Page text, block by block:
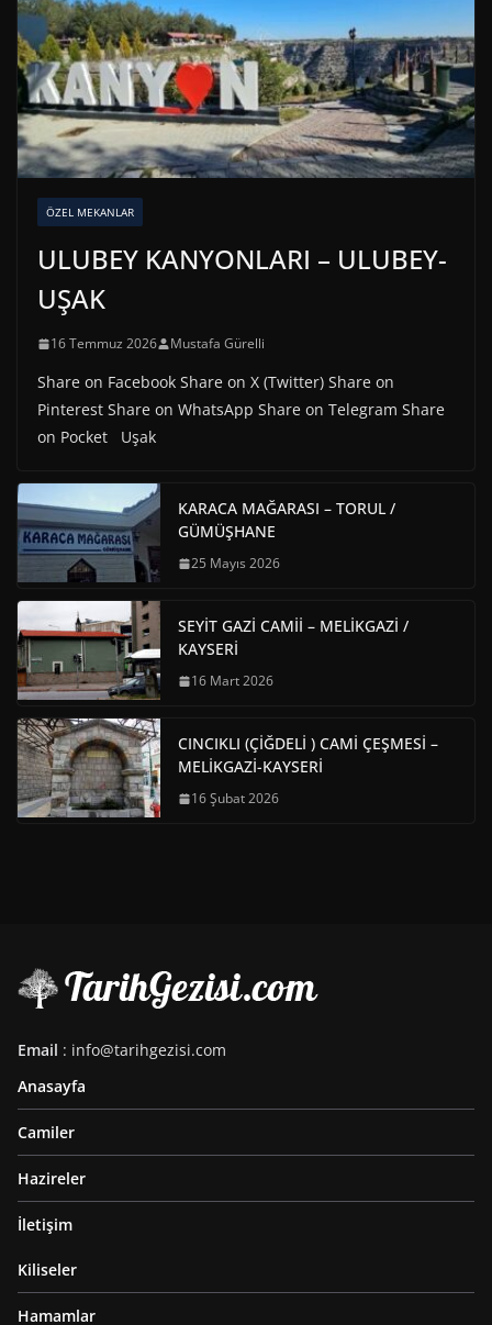
ÖZEL MEKANLAR
ULUBEY KANYONLARI – ULUBEY-
UŞAK
16 Temmuz 2026 Mustafa Gürelli
Share on Facebook Share on X (Twitter) Share on
Pinterest Share on WhatsApp Share on Telegram Share
on Pocket Uşak
KARACA MAĞARASI – TORUL /
GÜMÜŞHANE
25 Mayıs 2026
SEYİT GAZİ CAMİİ – MELİKGAZİ /
KAYSERİ
16 Mart 2026
CINCIKLI (ÇİĞDELİ ) CAMİ ÇEŞMESİ –
MELİKGAZİ-KAYSERİ
16 Şubat 2026
Email : info@tarihgezisi.com
Anasayfa
Camiler
Hazireler
İletişim
Kiliseler
Hamamlar